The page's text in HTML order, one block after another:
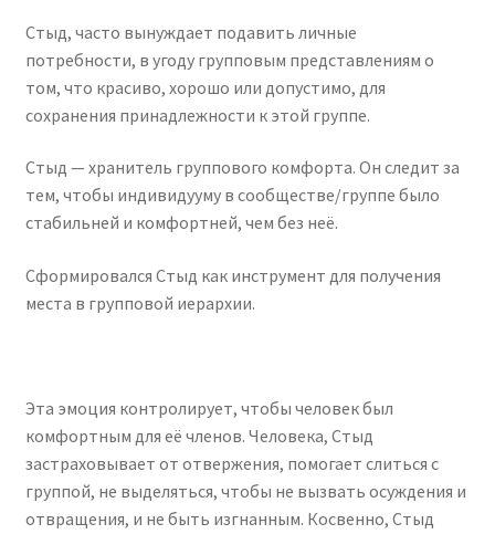
Стыд, часто вынуждает подавить личные
потребности, в угоду групповым представлениям о
том, что красиво, хорошо или допустимо, для
сохранения принадлежности к этой группе.
Стыд — хранитель группового комфорта. Он следит за
тем, чтобы индивидууму в сообществе/группе было
стабильней и комфортней, чем без неё.
Сформировался Стыд как инструмент для получения
места в групповой иерархии.
Эта эмоция контролирует, чтобы человек был
комфортным для её членов. Человека, Стыд
застраховывает от отвержения, помогает слиться с
группой, не выделяться, чтобы не вызвать осуждения и
отвращения, и не быть изгнанным. Косвенно, Стыд